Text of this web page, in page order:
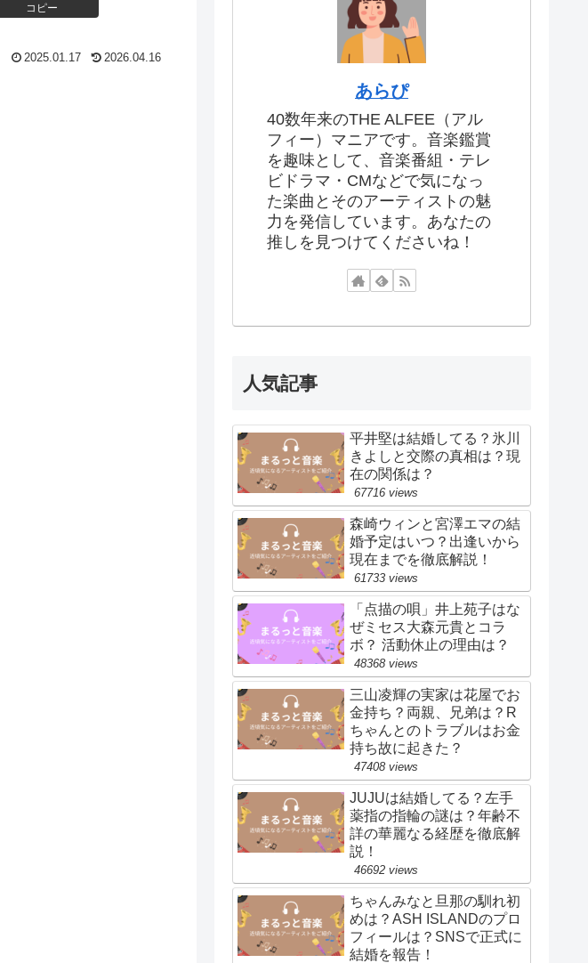
コピー
2025.01.17 2026.04.16
あらぴ
40数年来のTHE ALFEE（アル
フィー）マニアです。音楽鑑賞
を趣味として、音楽番組・テレ
ビドラマ・CMなどで気になっ
た楽曲とそのアーティストの魅
力を発信しています。あなたの
推しを見つけてくださいね！
人気記事
平井堅は結婚してる？氷川
きよしと交際の真相は？現
在の関係は？
67716 views
森崎ウィンと宮澤エマの結
婚予定はいつ？出逢いから
現在までを徹底解説！
61733 views
「点描の唄」井上苑子はな
ぜミセス大森元貴とコラ
ボ？ 活動休止の理由は？
48368 views
三山凌輝の実家は花屋でお
金持ち？両親、兄弟は？R
ちゃんとのトラブルはお金
持ち故に起きた？
47408 views
JUJUは結婚してる？左手
薬指の指輪の謎は？年齢不
詳の華麗なる経歴を徹底解
説！
46692 views
ちゃんみなと旦那の馴れ初
めは？ASH ISLANDのプロ
フィールは？SNSで正式に
結婚を報告！